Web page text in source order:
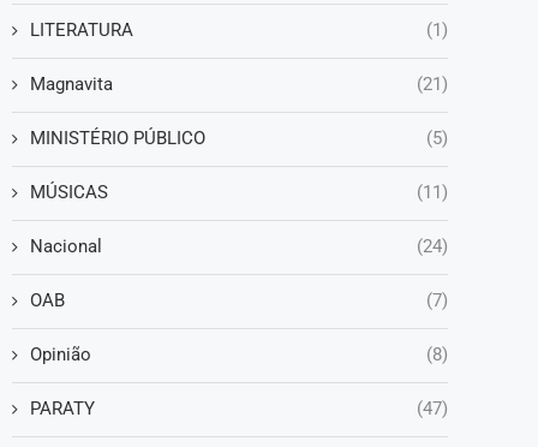
LITERATURA (1)
Magnavita (21)
MINISTÉRIO PÚBLICO (5)
MÚSICAS (11)
Nacional (24)
OAB (7)
Opinião (8)
PARATY (47)